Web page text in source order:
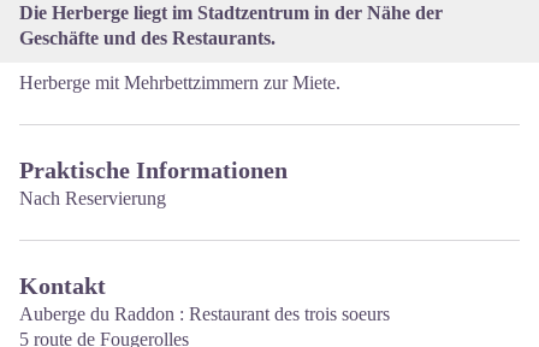
Die Herberge liegt im Stadtzentrum in der Nähe der
Geschäfte und des Restaurants.
Herberge mit Mehrbettzimmern zur Miete.
Praktische Informationen
Nach Reservierung
Kontakt
Auberge du Raddon : Restaurant des trois soeurs
5 route de Fougerolles